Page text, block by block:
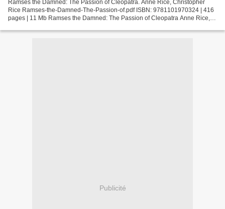
Ramses the Damned: The Passion of Cleopatra. Anne Rice, Christopher
Rice Ramses-the-Damned-The-Passion-of.pdf ISBN: 9781101970324 | 416
pages | 11 Mb Ramses the Damned: The Passion of Cleopatra Anne Rice,
Publicité